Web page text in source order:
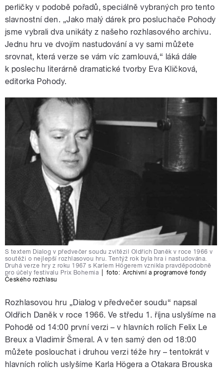
perličky v podobě pořadů, speciálně vybraných pro tento
slavnostní den. „Jako malý dárek pro posluchače Pohody
jsme vybrali dva unikáty z našeho rozhlasového archivu.
Jednu hru ve dvojím nastudování a vy sami můžete
srovnat, která verze se vám víc zamlouvá,“ láká dále
k poslechu literárně dramatické tvorby Eva Kličková,
editorka Pohody.
S textem Dialog v předvečer soudu zvítězil Oldřich Daněk v roce 1966 v
soutěži o nejlepší rozhlasovou hru. Tentýž rok byla hra i nastudována.
Druhá verze hry z roku 1967 s Karlem Högerem vznikla pravděpodobně
pro účely festivalu Prix Bohemia
foto: Archivní a programové fondy
Českého rozhlasu
Rozhlasovou hru „Dialog v předvečer soudu“ napsal
Oldřich Daněk v roce 1966. Ve středu 1. října uslyšíme na
Pohodě od 14:00 první verzi – v hlavních rolích Felix Le
Breux a Vladimír Šmeral. A v ten samý den od 18:00
můžete poslouchat i druhou verzi téže hry – tentokrát v
hlavních rolích uslyšíme Karla Högera a Otakara Brouska